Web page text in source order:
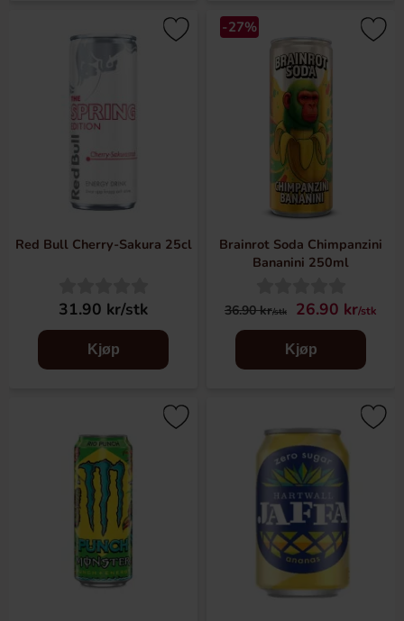
Red Bull Cherry-Sakura 25cl
31.90 kr/stk
Kjøp
-27%
Brainrot Soda Chimpanzini
Bananini 250ml
36.90 kr/stk 26.90 kr/stk
Kjøp